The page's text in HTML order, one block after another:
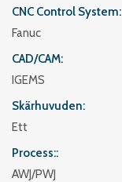
CNC Control System
Fanuc
CAD/CAM
IGEMS
Skärhuvuden
Ett
Process:
AWJ/PWJ